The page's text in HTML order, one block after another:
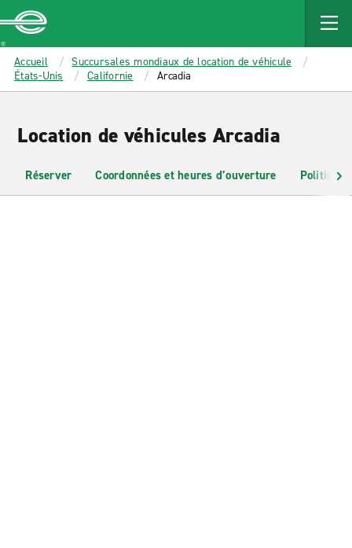
MAIN
CONTENT
Enterprise
Accueil
Succursales mondiaux de location de véhicule
États-Unis
Californie Arcadia
Location de véhicules Arcadia
Réserver Coordonnées et heures d’ouverture Politiques